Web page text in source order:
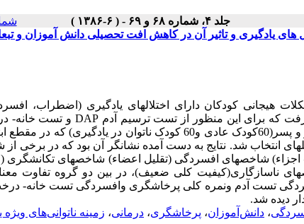
جلد ۴، شماره ۶۸ و ۶۹ - ( ۶-۱۳۸۶ ) شماره ۶۸ و
هیجانی کودکان دارای اختلالهای یادگیری (اضطراب،
گروه نمونهای به حجم 120 نفر دختر و پسر(60کودک عادی و60 کودک
انتخاب شد. نتایج به دست آمده نشانگر آن بود که در برخی
شاخصهای افسردگی (تقلیل اعضاء) شاخصهای
تست آدم ونمره کلی پرخاشگری وافسردگی تست خانه-
دیده شد.
، دانش‌آموزان، پرخاشگری، درمانی، زمینه ناتوانی‌های ویژه